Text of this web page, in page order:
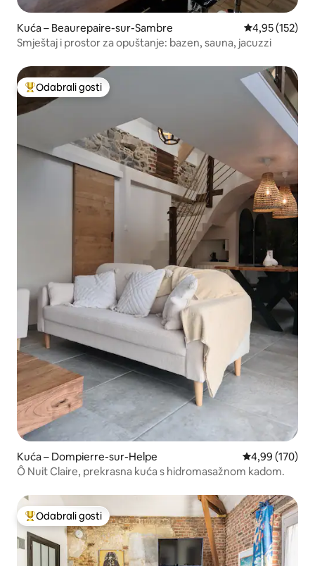
Kuća – Beaurepaire-sur-Sambre Prosječna
4,95 (152)
Smještaj i prostor za opuštanje: bazen, sauna, jacuzzi
Među najviše rangiranima s oznakom „Odabrali gosti”
Odabrali gosti
Kuća – Dompierre-sur-Helpe Prosječna
4,99 (170)
Ô Nuit Claire, prekrasna kuća s hidromasažnom kadom.
Među najviše rangiranima s oznakom „Odabrali gosti”
Odabrali gosti